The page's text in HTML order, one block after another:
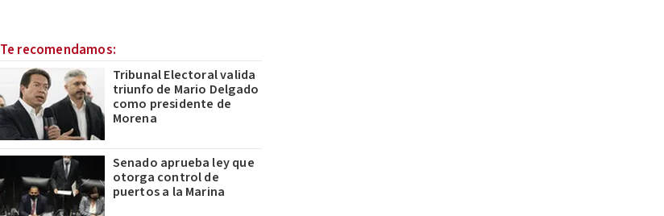
Te recomendamos:
Tribunal Electoral valida
triunfo de Mario Delgado
como presidente de
Morena
Senado aprueba ley que
otorga control de
puertos a la Marina